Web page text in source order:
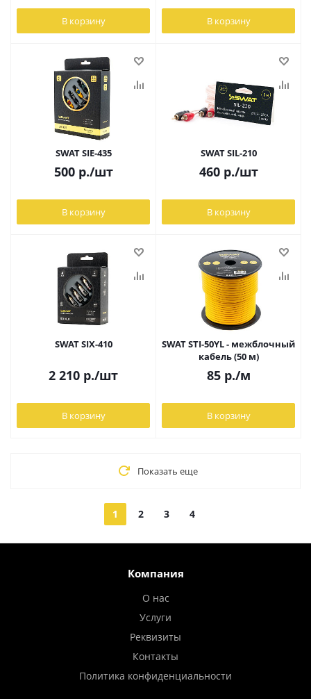
В корзину В корзину
SWAT SIE-435
500р./шт
В корзину
SWAT SIL-210
460р./шт
В корзину
SWAT SIX-410
2 210 р./шт
В корзину
SWAT STI-50YL - межблочный
кабель (50 м)
85р./м
В корзину
Показать еще
1 2 3 4
Компания
О нас
Услуги
Реквизиты
Контакты
Политика конфиденциальности